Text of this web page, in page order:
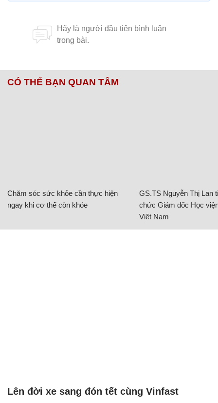
CÓ THỂ BẠN QUAN TÂM
Chăm sóc sức khỏe cần thực hiện
ngay khi cơ thể còn khỏe
GS.TS Nguyễn Thị Lan
chức Giám đốc Học
Việt Nam
Lên đời xe sang đón tết cùng Vinfast